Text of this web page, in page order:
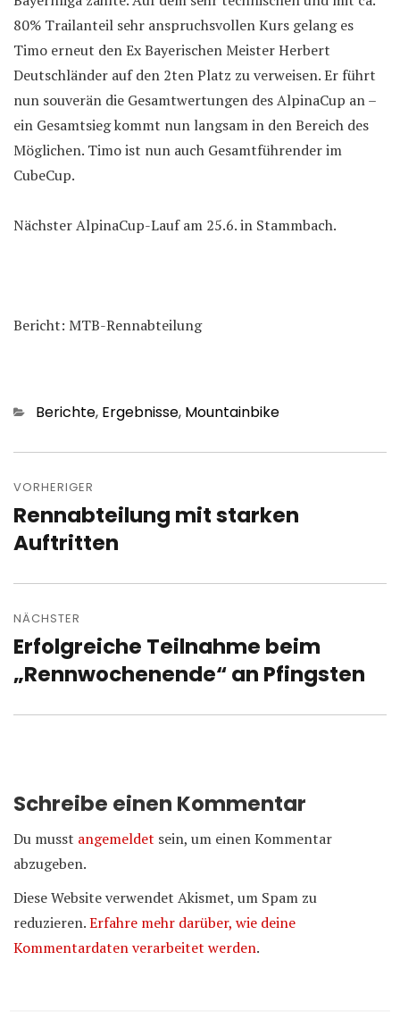
80% Trailanteil sehr anspruchsvollen Kurs gelang es
Timo erneut den Ex Bayerischen Meister Herbert
Deutschländer auf den 2ten Platz zu verweisen. Er führt
nun souverän die Gesamtwertungen des AlpinaCup an –
ein Gesamtsieg kommt nun langsam in den Bereich des
Möglichen. Timo ist nun auch Gesamtführender im
CubeCup.
Nächster AlpinaCup-Lauf am 25.6. in Stammbach.
Bericht: MTB-Rennabteilung
Kategorien
Berichte, Ergebnisse, Mountainbike
VORHERIGER
Vorheriger
Beitrag:
Rennabteilung mit starken
Auftritten
NÄCHSTER
Nächster
Beitrag:
Erfolgreiche Teilnahme beim
„Rennwochenende“ an Pfingsten
Schreibe einen Kommentar
Du musst angemeldet sein, um einen Kommentar
abzugeben.
Diese Website verwendet Akismet, um Spam zu
reduzieren.Erfahre mehr darüber, wie deine
Kommentardaten verarbeitet werden.